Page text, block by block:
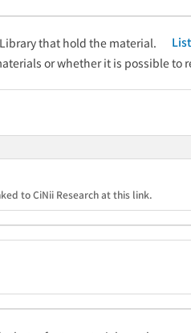
that hold the material.
or whether it is possible
to CiNii Research at this link.